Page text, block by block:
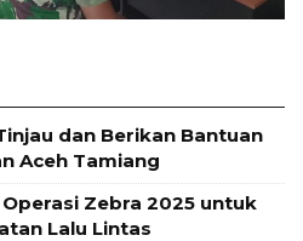
dan Berikan Bantuan
Aceh Tamiang
Zebra 2025 untuk
Lalu Lintas